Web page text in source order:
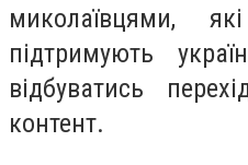
миколаївцями,
підтримують
відбуватись
контент.